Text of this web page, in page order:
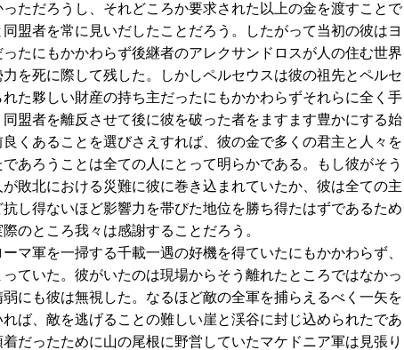
ただろうし、それどころか要求された以上の金を渡すことで
盟者を常に見いだしたことだろう。したがって当初の彼はヨ
たにもかかわらず後継者のアレクサンドロスが人の住む世界
を死に際して残した。しかしペルセウスは彼の祖先とペルセ
た夥しい財産の持ち主だったにもかかわらずそれらに全く手
盟者を離反させて後に彼を破った者をますます豊かにする始
くあることを選びさえすれば、彼の金で多くの君主と人々を
あろうことは全ての人にとって明らかである。もし彼がそう
敗北における災難に彼に巻き込まれていたか、彼は全ての主
し得ないほど影響力を帯びた地位を勝ち得たはずであるため
のところ我々は感謝することだろう。
マ軍を一掃する千載一遇の好機を得ていたにもかかわらず、
ていた。彼がいたのは現場からそう離れたところではなかっ
にも彼は無視した。なるほど敵の全軍を捕らえるべく一矢を
ば、敵を逃げることの難しい崖と渓谷に封じ込められたであ
だったために山の尾根に野営していたマケドニア軍は見張り